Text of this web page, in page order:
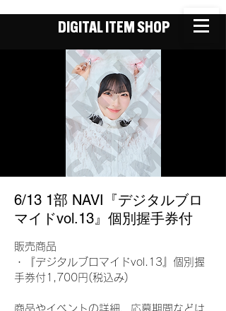
DIGITAL ITEM SHOP
6/13 1部 NAVI『デジタルブロ
マイドvol.13』個別握手券付
販売商品
・『デジタルブロマイドvol.13』個別握
手券付1,700円(税込み)
商品やイベントの詳細、応募期間などは